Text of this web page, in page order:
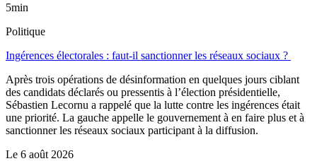
5min
Politique
Ingérences électorales : faut-il sanctionner les réseaux sociaux ?
Après trois opérations de désinformation en quelques jours ciblant
des candidats déclarés ou pressentis à l’élection présidentielle,
Sébastien Lecornu a rappelé que la lutte contre les ingérences était
une priorité. La gauche appelle le gouvernement à en faire plus et à
sanctionner les réseaux sociaux participant à la diffusion.
Le 6 août 2026